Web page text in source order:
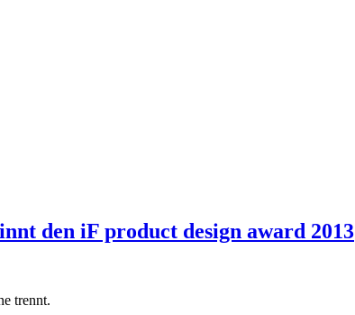
den iF product design award 2013
trennt.